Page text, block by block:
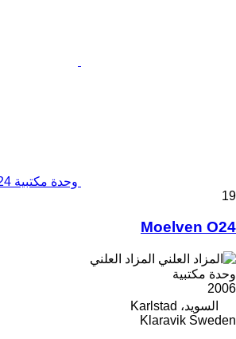
وحدة مكتبية Moelven O24
19
Moelven O24
المزاد العلني
وحدة مكتبية
2006
السويد، Karlstad
Klaravik Sweden